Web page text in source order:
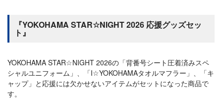
『YOKOHAMA STAR☆NIGHT 2026 応援グッズセッ
ト』
YOKOHAMA STAR☆NIGHT 2026の「背番号シート圧着済みスペ
シャルユニフォーム」、「I☆YOKOHAMAタオルマフラー」、「キ
ャップ」と応援には欠かせないアイテムがセットになった商品で
す。